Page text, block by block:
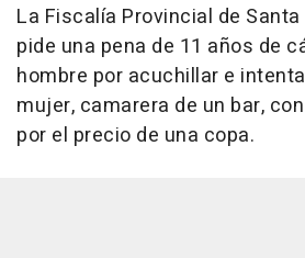
La Fiscalía Provincial de
pide una pena de 11 años de
hombre por acuchillar e
mujer, camarera de un bar,
por el precio de una copa.